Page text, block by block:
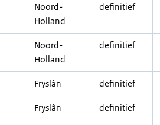
Noord-
Holland
definitief
Noord-
Holland
definitief
Fryslân definitief
Fryslân definitief